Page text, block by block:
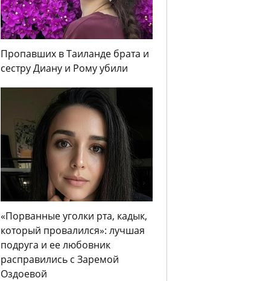
Пропавших в Таиланде брата и
сестру Диану и Рому убили
«Порванные уголки рта, кадык,
который провалился»: лучшая
подруга и ее любовник
расправились с Заремой
Оздоевой